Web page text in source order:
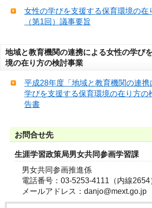
女性の学びを支援する保育環境の在
（第1回）議事要旨
地域と教育機関の連携による女性の学び
境の在り方の検討事業
平成28年度「地域と教育機関の連携
学びを支援する保育環境の在り方の
告書
お問合せ先
生涯学習政策局男女共同参画学習課
男女共同参画推進係
電話番号：03-5253-4111（内線2654
メールアドレス：danjo@mext.go.jp